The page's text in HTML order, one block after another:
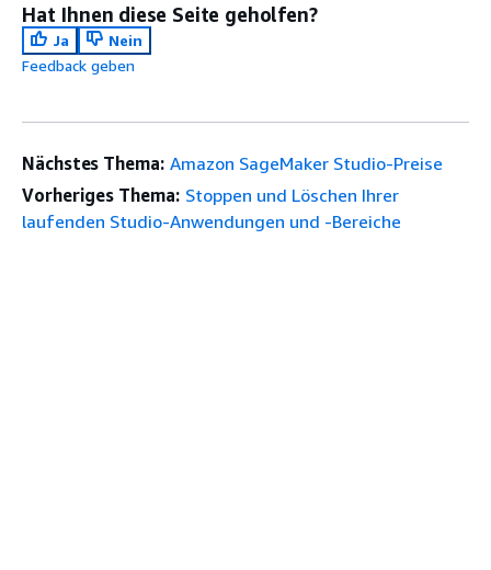
Hat Ihnen diese Seite geholfen?
Ja
Nein
Feedback geben
Nächstes Thema: Amazon SageMaker Studio-Preise
Vorheriges Thema: Stoppen und Löschen Ihrer
laufenden Studio-Anwendungen und -Bereiche